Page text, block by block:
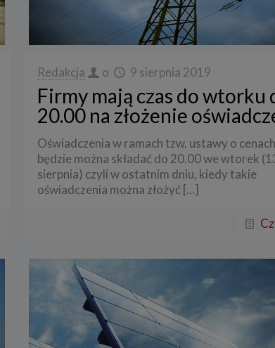
Redakcja o 9 sierpnia 2019
Firmy mają czas do wtorku
20.00 na złożenie
Oświadczenia w ramach tzw. ustawy o
będzie można składać do 20.00 we wtorek
sierpnia) czyli w ostatnim dniu, kiedy takie
oświadczenia można złożyć […]